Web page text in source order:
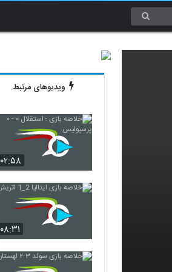
ویدیوهای مرتبط
۰۲:۵۸
۰۸:۳۱